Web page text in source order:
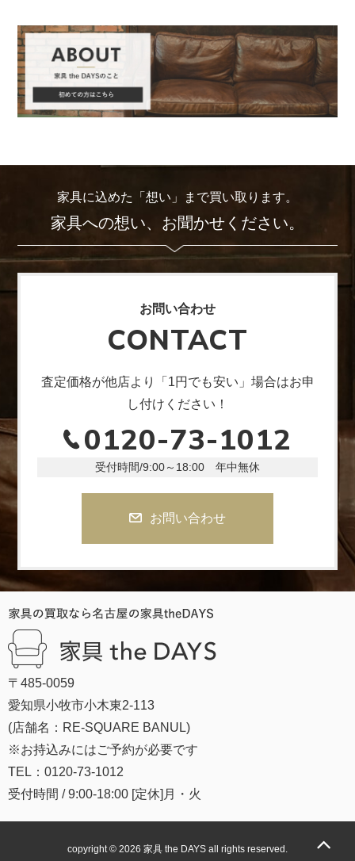
家具に込めた「想い」まで買い取ります。
家具への想い、お聞かせください。
お問い合わせ
CONTACT
査定価格が他店より「1円でも安い」場合はお申
し付けください！
0120-73-1012
受付時間/9:00～18:00 年中無休
お問い合わせ
〒485-0059
愛知県小牧市小木東2-113
(店舗名：RE-SQUARE BANUL)
※お持込みにはご予約が必要です
TEL：0120-73-1012
受付時間 / 9:00-18:00 [定休]月・火
copyright © 2026 家具 the DAYS all rights reserved.